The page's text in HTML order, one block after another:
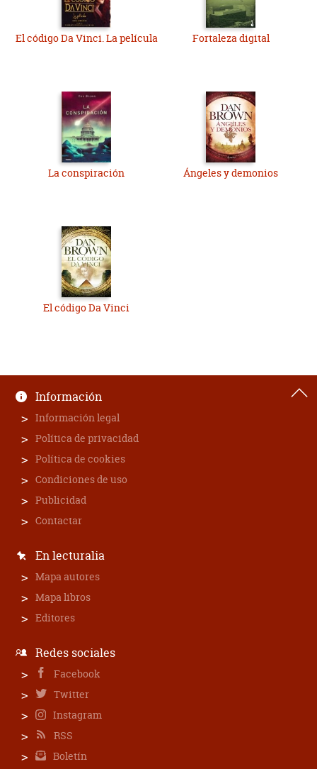
El código Da Vinci. La película Fortaleza digital
La conspiración Ángeles y demonios
El código Da Vinci
Información
Información legal
Política de privacidad
Política de cookies
Condiciones de uso
Publicidad
Contactar
En lecturalia
Mapa autores
Mapa libros
Editores
Redes sociales
Facebook
Twitter
Instagram
RSS
Boletín